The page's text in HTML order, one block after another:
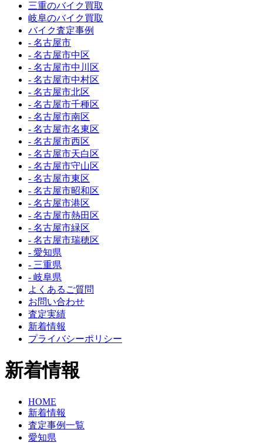
三重のバイク買取
岐阜のバイク買取
バイク査定事例
- 名古屋市
- 名古屋市中区
- 名古屋市中川区
- 名古屋市中村区
- 名古屋市北区
- 名古屋市千種区
- 名古屋市南区
- 名古屋市名東区
- 名古屋市西区
- 名古屋市天白区
- 名古屋市守山区
- 名古屋市東区
- 名古屋市昭和区
- 名古屋市港区
- 名古屋市熱田区
- 名古屋市緑区
- 名古屋市瑞穂区
- 愛知県
- 三重県
- 岐阜県
よくあるご質問
お問い合わせ
査定実績
新着情報
プライバシーポリシー
新着情報
HOME
新着情報
査定事例一覧
愛知県